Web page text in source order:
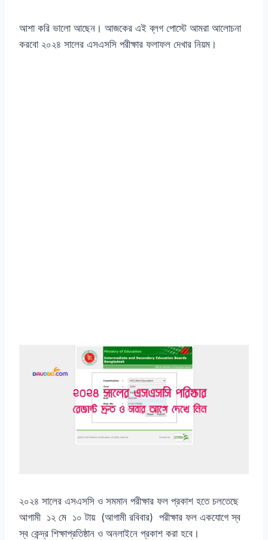
আশা করি ভালো আছেন। আজকের এই ব্লগ পোস্টে আমরা আলোচনা
করবো ২০২৪ সালের এসএসসি পরীক্ষার ফলাফল দেখার নিয়ম।
২০২৪ সালের এসএসসি ও সমমান পরীক্ষার ফল প্রকাশ হতে চলতেছে
আগামী ১২ মে ১০ টায় (আগামী রবিবার) পরীক্ষার ফল একযোগে স্ব
স্ব কেন্দ্র শিক্ষাপ্রতিষ্ঠান ও অনলাইনে প্রকাশ করা হবে।